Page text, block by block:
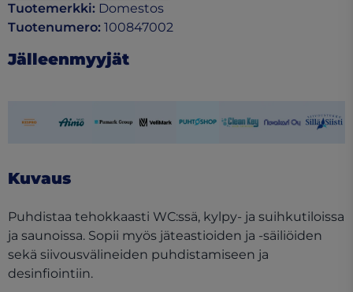
Tuotemerkki: Domestos
Tuotenumero: 100847002
Jälleenmyyjät
Kuvaus
Puhdistaa tehokkaasti WC:ssä, kylpy- ja suihkutiloissa
ja saunoissa. Sopii myös jäteastioiden ja -säiliöiden
sekä siivousvälineiden puhdistamiseen ja
desinfiointiin.